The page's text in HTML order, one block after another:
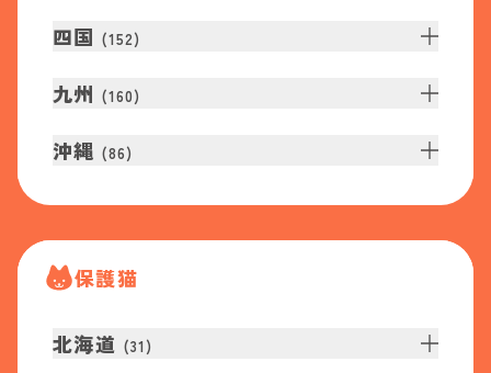
四国 (152)
九州 (160)
沖縄 (86)
保護猫
北海道 (31 )